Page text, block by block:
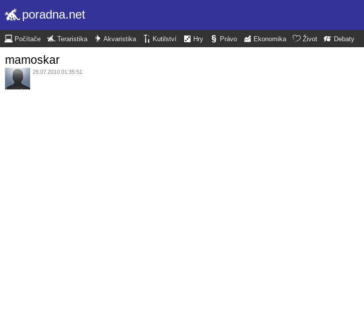
poradna.net
Počítače Teraristika Akvaristika Kutilství Hry Právo Ekonomika Život Debaty
mamoskar
28.07.2010 01:35:51